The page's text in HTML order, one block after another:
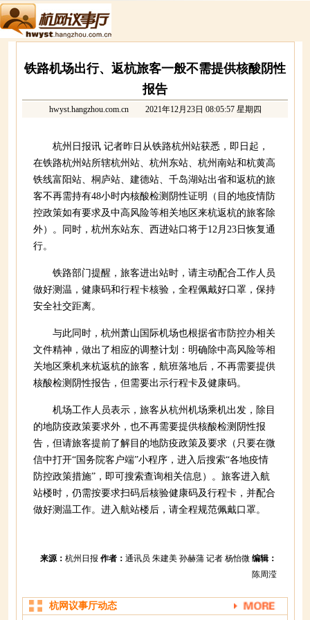
铁路机场出行、返杭旅客一般不需提供核酸阴性
报告
hwyst.hangzhou.com.cn2021年12月23日 08:05:57 星期四
杭州日报讯 记者昨日从铁路杭州站获悉，即日起，
在铁路杭州站所辖杭州站、杭州东站、杭州南站和杭黄高
铁线富阳站、桐庐站、建德站、千岛湖站出省和返杭的旅
客不再需持有48小时内核酸检测阴性证明（目的地疫情防
控政策如有要求及中高风险等相关地区来杭返杭的旅客除
外）。同时，杭州东站东、西进站口将于12月23日恢复通
行。
铁路部门提醒，旅客进出站时，请主动配合工作人员
做好测温，健康码和行程卡核验，全程佩戴好口罩，保持
安全社交距离。
与此同时，杭州萧山国际机场也根据省市防控办相关
文件精神，做出了相应的调整计划：明确除中高风险等相
关地区乘机来杭返杭的旅客，航班落地后，不再需要提供
核酸检测阴性报告，但需要出示行程卡及健康码。
机场工作人员表示，旅客从杭州机场乘机出发，除目
的地防疫政策要求外，也不再需要提供核酸检测阴性报
告，但请旅客提前了解目的地防疫政策及要求（只要在微
信中打开“国务院客户端”小程序，进入后搜索“各地疫情
防控政策措施”，即可搜索查询相关信息）。旅客进入航
站楼时，仍需按要求扫码后核验健康码及行程卡，并配合
做好测温工作。进入航站楼后，请全程规范佩戴口罩。
来源： 杭州日报 作者： 通讯员 朱建美 孙赫蒲 记者 杨怡微 编辑：
陈周滢
杭网议事厅动态